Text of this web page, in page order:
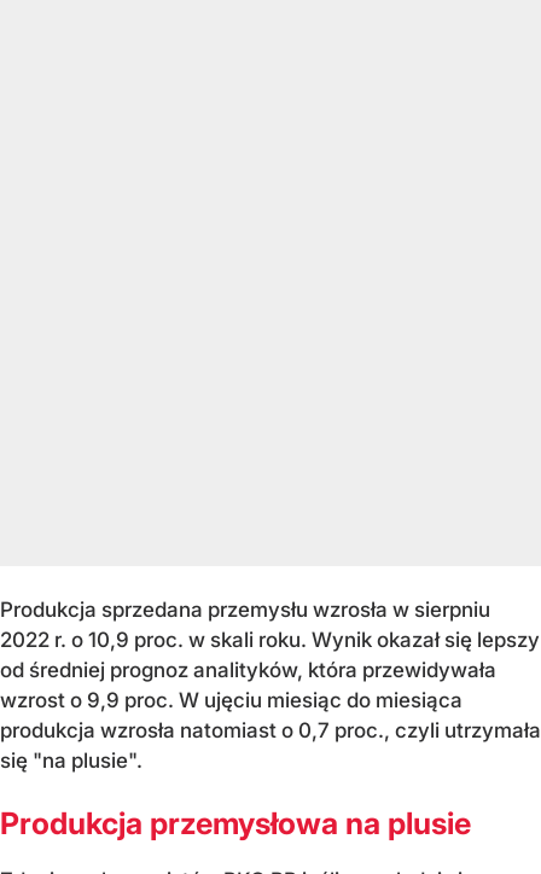
Produkcja sprzedana przemysłu wzrosła w sierpniu
2022 r. o 10,9 proc. w skali roku. Wynik okazał się lepszy
od średniej prognoz analityków, która przewidywała
wzrost o 9,9 proc. W ujęciu miesiąc do miesiąca
produkcja wzrosła natomiast o 0,7 proc., czyli utrzymała
się "na plusie".
Produkcja przemysłowa na plusie